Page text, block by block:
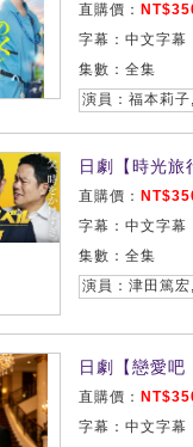
直購價：
字幕：中文字幕
集數：全集
演員：福本莉
日劇【時光
直購價：
字幕：中文字幕
集數：全集
演員：津田篤
日劇【戀愛
直購價：
字幕：中文字幕